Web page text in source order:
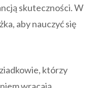
skuteczności. W
aby nauczyć się
którzy